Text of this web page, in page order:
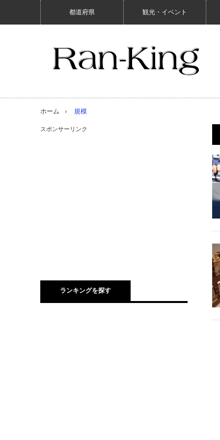
都道府県 観光・イベント
ホーム 規模
スポンサーリンク
ランキングを探す